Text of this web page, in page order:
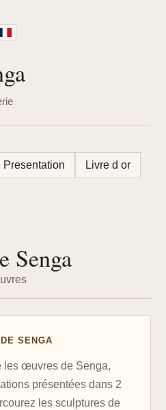
Presentation Livre d or
Senga
SENGA
les œuvres de Senga,
présentées dans 2
les sculptures de